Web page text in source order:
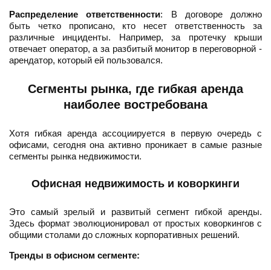
Распределение ответственности: В договоре должно
быть четко прописано, кто несет ответственность за
различные инциденты. Например, за протечку крыши
отвечает оператор, а за разбитый монитор в переговорной -
арендатор, который ей пользовался.
Сегменты рынка, где гибкая аренда
наиболее востребована
Хотя гибкая аренда ассоциируется в первую очередь с
офисами, сегодня она активно проникает в самые разные
сегменты рынка недвижимости.
Офисная недвижимость и коворкинги
Это самый зрелый и развитый сегмент гибкой аренды.
Здесь формат эволюционировал от простых коворкингов с
общими столами до сложных корпоративных решений.
Тренды в офисном сегменте: